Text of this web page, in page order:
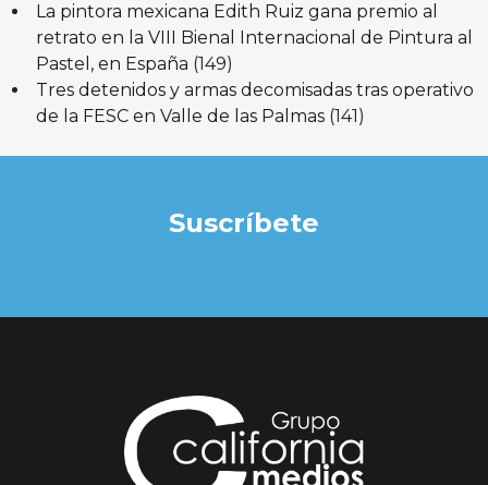
La pintora mexicana Edith Ruiz gana premio al
retrato en la VIII Bienal Internacional de Pintura al
Pastel, en España (149)
Tres detenidos y armas decomisadas tras operativo
de la FESC en Valle de las Palmas (141)
Suscríbete